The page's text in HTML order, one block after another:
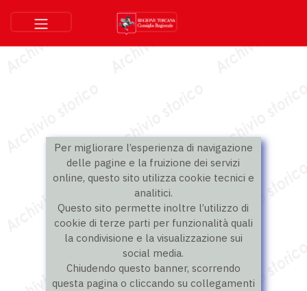
Per migliorare l’esperienza di navigazione
delle pagine e la fruizione dei servizi
online, questo sito utilizza cookie tecnici e
analitici.
Questo sito permette inoltre l’utilizzo di
cookie di terze parti per funzionalità quali
la condivisione e la visualizzazione sui
social media.
Chiudendo questo banner, scorrendo
questa pagina o cliccando su collegamenti